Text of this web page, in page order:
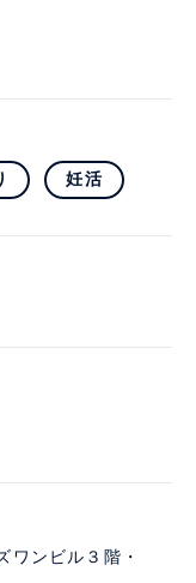
妊活
ワンビル３階・